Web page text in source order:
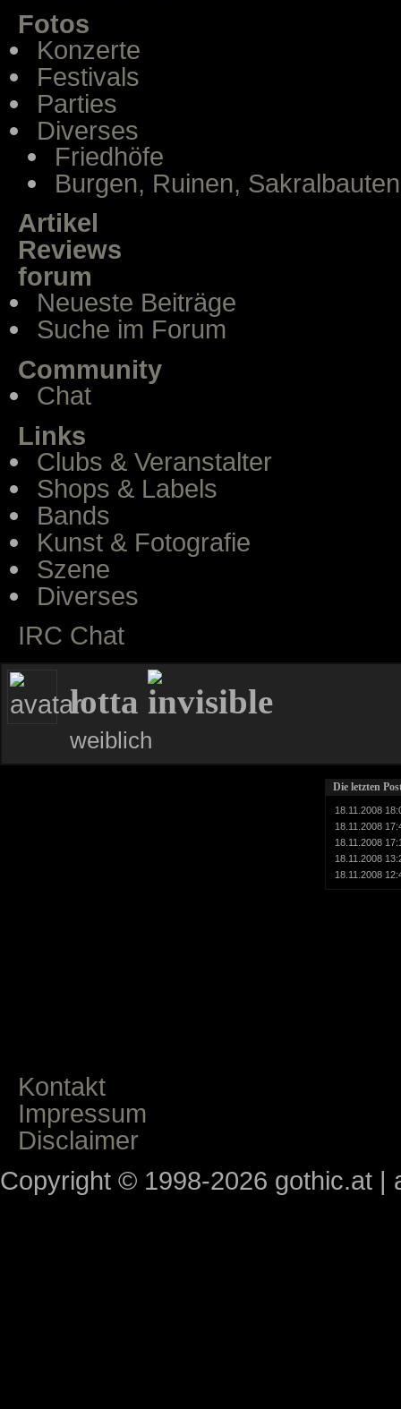
Fotos
Konzerte
Festivals
Parties
Diverses
Friedhöfe
Burgen, Ruinen, Sakralbauten
Artikel
Reviews
forum
Neueste Beiträge
Suche im Forum
Community
Chat
Links
Clubs & Veranstalter
Shops & Labels
Bands
Kunst & Fotografie
Szene
Diverses
IRC Chat
lotta
weiblich
Die letzten
18.11.2008
18.11.2008
18.11.2008
18.11.2008
18.11.2008
Kontakt
Impressum
Disclaimer
Copyright © 1998-2026 gothic.at |